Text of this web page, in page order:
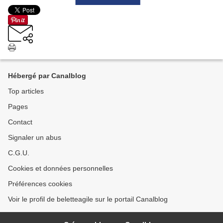
Hébergé par Canalblog
Top articles
Pages
Contact
Signaler un abus
C.G.U.
Cookies et données personnelles
Préférences cookies
Voir le profil de beletteagile sur le portail Canalblog